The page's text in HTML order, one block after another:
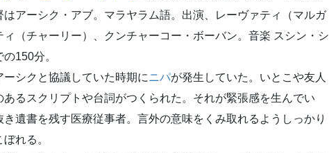
アーシク・アブ。マラヤラム語。出演、レーヴァティ（マルガ
（チャーリー）、クンチャーコー・ボーバン。音楽 スシン・シ
150分。
シクと協議していた時期にニパが発生していた。いとこや友人
るスクリプトや台詞がつくられた。それが緊張感を生んでい
遺書を残す医療従事者。言外の意味をくみ取れるようしっかり
れる。